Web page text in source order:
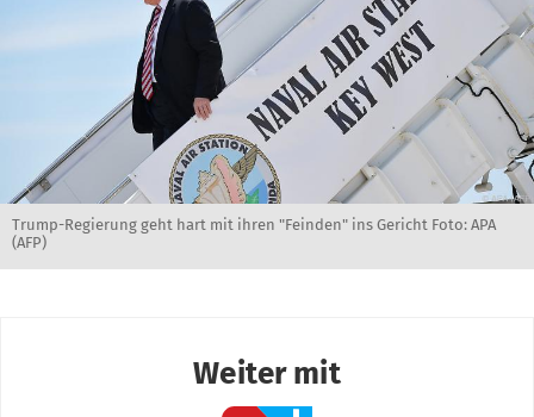
Trump-Regierung geht hart mit ihren "Feinden" ins Gericht Foto: APA
(AFP)